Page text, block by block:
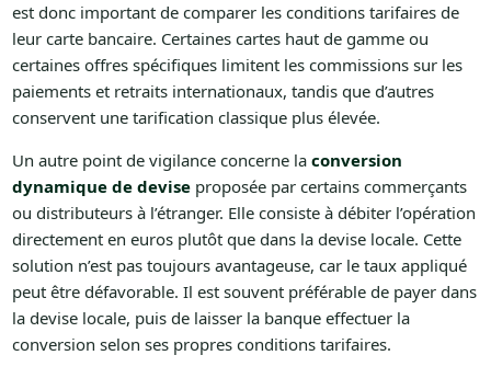
est donc important de comparer les conditions tarifaires de
leur carte bancaire. Certaines cartes haut de gamme ou
certaines offres spécifiques limitent les commissions sur les
paiements et retraits internationaux, tandis que d’autres
conservent une tarification classique plus élevée.
Un autre point de vigilance concerne la conversion
dynamique de deviseproposée par certains commerçants
ou distributeurs à l’étranger. Elle consiste à débiter l’opération
directement en euros plutôt que dans la devise locale. Cette
solution n’est pas toujours avantageuse, car le taux appliqué
peut être défavorable. Il est souvent préférable de payer dans
la devise locale, puis de laisser la banque effectuer la
conversion selon ses propres conditions tarifaires.